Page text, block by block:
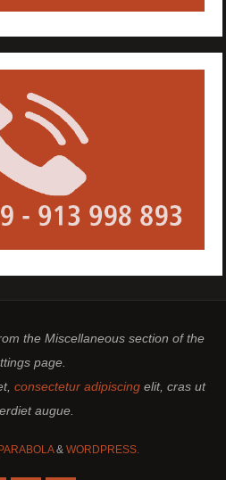
the Miscellaneous section of the
page.
consectetur adipiscingelit, cras ut
augue.
PARABOLA& WORDPRESS.